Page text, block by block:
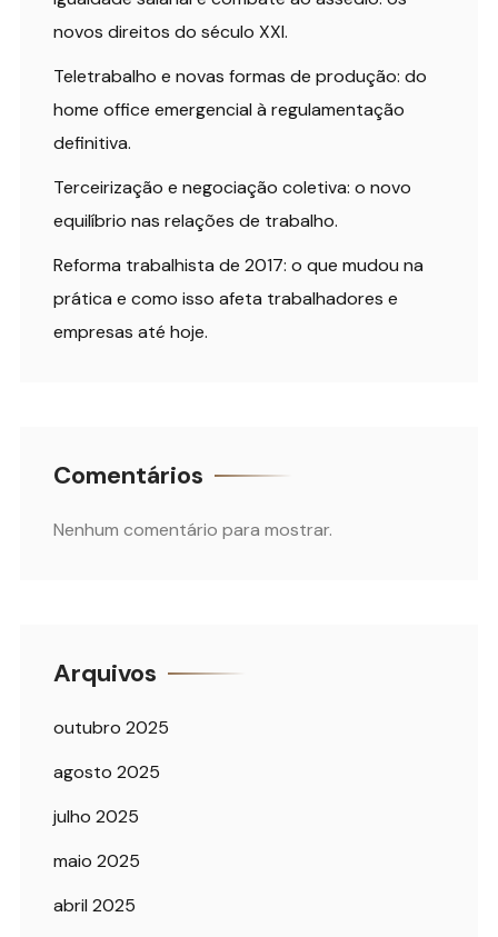
novos direitos do século XXI.
Teletrabalho e novas formas de produção: do
home office emergencial à regulamentação
definitiva.
Terceirização e negociação coletiva: o novo
equilíbrio nas relações de trabalho.
Reforma trabalhista de 2017: o que mudou na
prática e como isso afeta trabalhadores e
empresas até hoje.
Comentários
Nenhum comentário para mostrar.
Arquivos
outubro 2025
agosto 2025
julho 2025
maio 2025
abril 2025